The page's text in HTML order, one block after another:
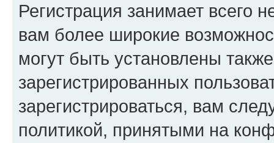
Регистрация занимает всего
вам более широкие
могут быть установлены
зарегистрированных
зарегистрироваться, вам
политикой, принятыми на